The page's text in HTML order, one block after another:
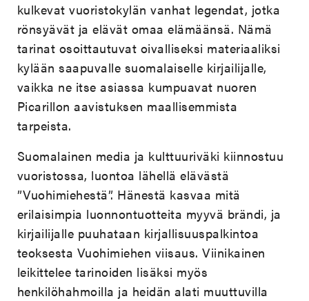
kulkevat vuoristokylän vanhat legendat, jotka
rönsyävät ja elävät omaa elämäänsä. Nämä
tarinat osoittautuvat oivalliseksi materiaaliksi
kylään saapuvalle suomalaiselle kirjailijalle,
vaikka ne itse asiassa kumpuavat nuoren
Picarillon aavistuksen maallisemmista
tarpeista.
Suomalainen media ja kulttuuriväki kiinnostuu
vuoristossa, luontoa lähellä elävästä
”Vuohimiehestä”. Hänestä kasvaa mitä
erilaisimpia luonnontuotteita myyvä brändi, ja
kirjailijalle puuhataan kirjallisuuspalkintoa
teoksesta Vuohimiehen viisaus. Viinikainen
leikittelee tarinoiden lisäksi myös
henkilöhahmoilla ja heidän alati muuttuvilla